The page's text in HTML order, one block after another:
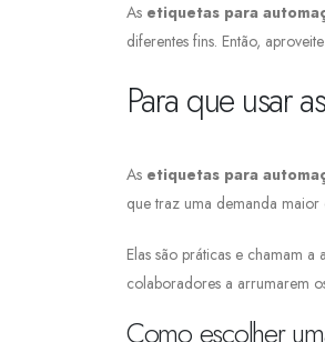
As etiquetas para
diferentes fins. Então,
Para que usar
As etiquetas para
que traz uma demanda maior
Elas são práticas e chamam
colaboradores a arrumarem
Como escolher